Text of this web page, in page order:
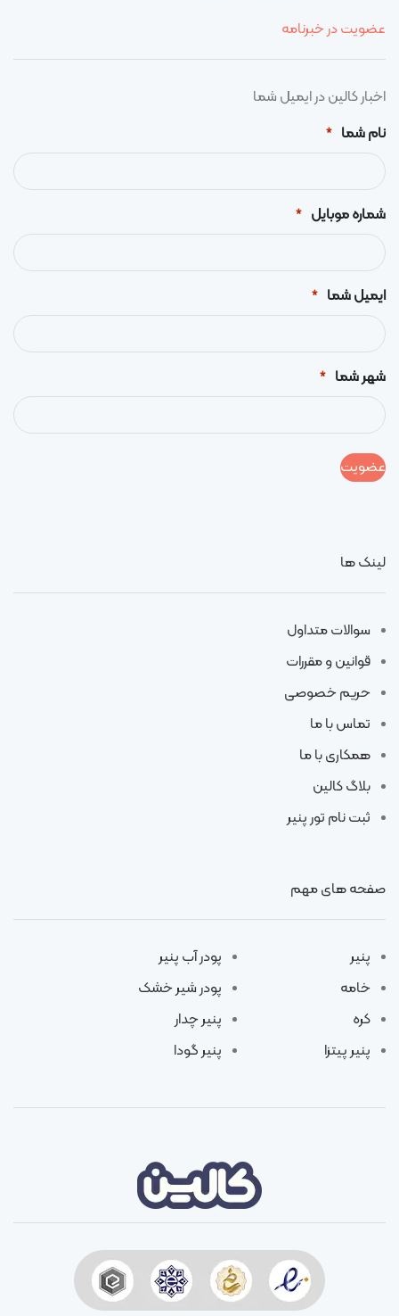
عضویت در خبرنامه
اخبار کالین در ایمیل شما
نام شما
*
شماره موبایل *
ایمیل شما *
شهر شما *
لینک ها
سوالات متداول
قوانین و مقررات
حریم خصوصی
تماس با ما
همکاری با ما
بلاگ کالین
ثبت نام تور پنیر
صفحه های مهم
پنیر
خامه
کره
پنیر پیتزا
پودر آب پنیر
پودر شیر خشک
پنیر چدار
پنیر گودا